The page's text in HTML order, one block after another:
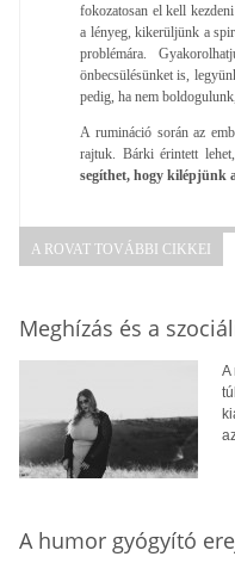
fokozatosan el kell
a lényeg, kikerüljünk a
problémára.
önbecsülésünket is,
pedig, ha nem
A rumináció során az
rajtuk. Bárki érintett
segíthet, hogy kilépjünk
A ROVAT TOVÁBBI CIKKEI
Meghízás és a
A
A humor gyógyító